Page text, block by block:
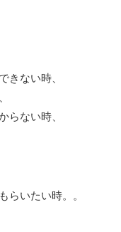
きない時、
らない時、
らいたい時。。